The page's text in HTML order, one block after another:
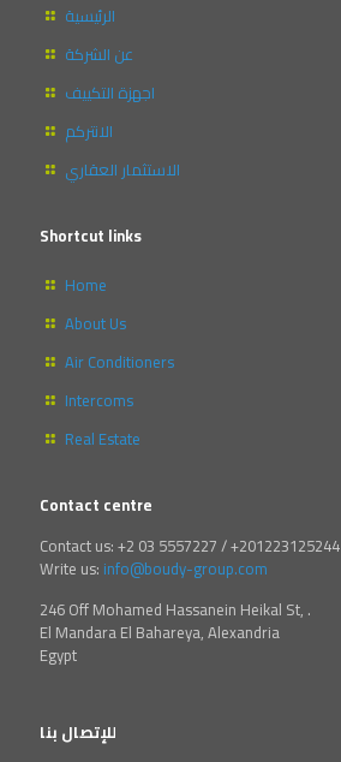
الرئيسية
عن الشركة
اجهزة التكييف
الانتركم
الاستثمار العقاري
Shortcut links
Home
About Us
Air Conditioners
Intercoms
Real Estate
Contact centre
Contact us: +2 03 5557227 / +201223125244
Write us: info@boudy-group.com
246 Off Mohamed Hassanein Heikal St, .
El Mandara El Bahareya, Alexandria
Egypt
للإتصال بنا